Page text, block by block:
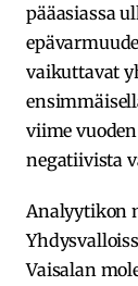
pääasiassa
vaikuttavat
viime
negatiivista
Analyytikon
Vaisalan